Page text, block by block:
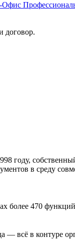
Офис
договор.
году,
в среду
более 470
— всё в контуре